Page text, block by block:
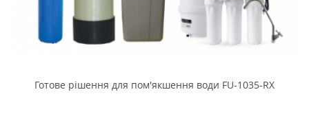
Готове рішення для пом'якшення води FU-1035-RX